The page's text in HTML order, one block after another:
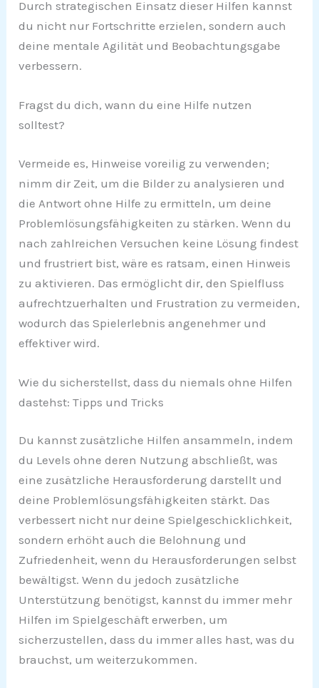
Durch strategischen Einsatz dieser Hilfen kannst
du nicht nur Fortschritte erzielen, sondern auch
deine mentale Agilität und Beobachtungsgabe
verbessern.
Fragst du dich, wann du eine Hilfe nutzen
solltest?
Vermeide es, Hinweise voreilig zu verwenden;
nimm dir Zeit, um die Bilder zu analysieren und
die Antwort ohne Hilfe zu ermitteln, um deine
Problemlösungsfähigkeiten zu stärken. Wenn du
nach zahlreichen Versuchen keine Lösung findest
und frustriert bist, wäre es ratsam, einen Hinweis
zu aktivieren. Das ermöglicht dir, den Spielfluss
aufrechtzuerhalten und Frustration zu vermeiden,
wodurch das Spielerlebnis angenehmer und
effektiver wird.
Wie du sicherstellst, dass du niemals ohne Hilfen
dastehst: Tipps und Tricks
Du kannst zusätzliche Hilfen ansammeln, indem
du Levels ohne deren Nutzung abschließt, was
eine zusätzliche Herausforderung darstellt und
deine Problemlösungsfähigkeiten stärkt. Das
verbessert nicht nur deine Spielgeschicklichkeit,
sondern erhöht auch die Belohnung und
Zufriedenheit, wenn du Herausforderungen selbst
bewältigst. Wenn du jedoch zusätzliche
Unterstützung benötigst, kannst du immer mehr
Hilfen im Spielgeschäft erwerben, um
sicherzustellen, dass du immer alles hast, was du
brauchst, um weiterzukommen.